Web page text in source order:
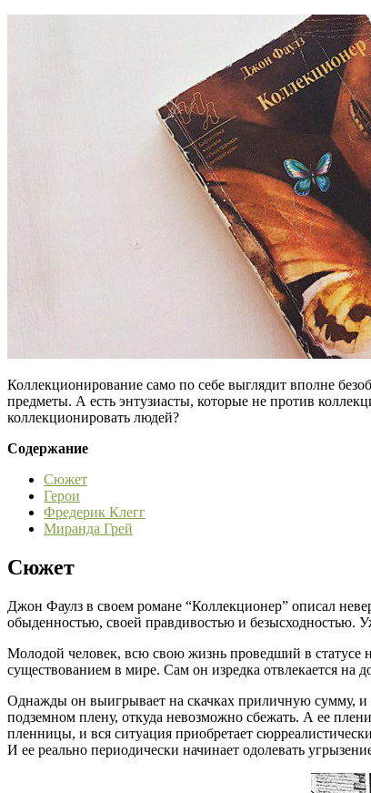
Коллекционирование само по себе выглядит вполне
предметы. А есть энтузиасты, которые не против
коллекционировать людей?
Содержание
Сюжет
Герои
Фредерик Клегг
Миранда Грей
Сюжет
Джон Фаулз в своем романе “Коллекционер” описал
обыденностью, своей правдивостью и безысходностью.
Молодой человек, всю свою жизнь проведший в статусе
существованием в мире. Сам он изредка отвлекается
Однажды он выигрывает на скачках приличную сумму, и
подземном плену, откуда невозможно сбежать. А ее
пленницы, и вся ситуация приобретает
И ее реально периодически начинает одолевать